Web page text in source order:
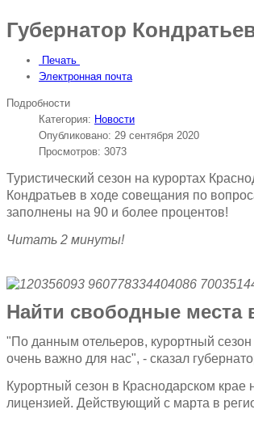
Губернатор
Печать
Электронная почта
Подробности
Категория: Новости
Опубликовано: 29 сентября 2020
Просмотров: 3073
Туристический сезон на курортах
Кондратьев в ходе совещания по
заполнены на 90 и более процентов!
Читать 2 минуты!
Найти свободные места
"По данным отельеров, курортный
очень важно для нас", - сказал
Курортный сезон в Краснодарском
лицензией. Действующий с марта в